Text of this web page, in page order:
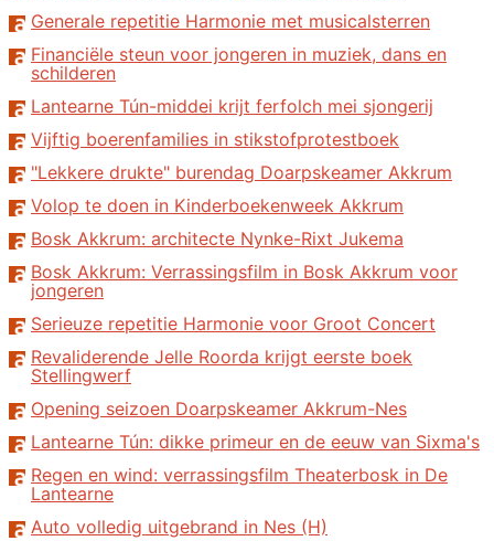
Generale repetitie Harmonie met musicalsterren
Financiële steun voor jongeren in muziek, dans en
schilderen
Lantearne Tún-middei krijt ferfolch mei sjongerij
Vijftig boerenfamilies in stikstofprotestboek
"Lekkere drukte" burendag Doarpskeamer Akkrum
Volop te doen in Kinderboekenweek Akkrum
Bosk Akkrum: architecte Nynke-Rixt Jukema
Bosk Akkrum: Verrassingsfilm in Bosk Akkrum voor
jongeren
Serieuze repetitie Harmonie voor Groot Concert
Revaliderende Jelle Roorda krijgt eerste boek
Stellingwerf
Opening seizoen Doarpskeamer Akkrum-Nes
Lantearne Tún: dikke primeur en de eeuw van Sixma's
Regen en wind: verrassingsfilm Theaterbosk in De
Lantearne
Auto volledig uitgebrand in Nes (H)